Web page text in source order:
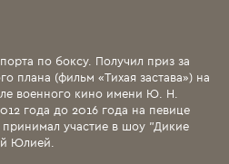
по боксу. Получил приз за
плана (фильм «Тихая застава») на
военного кино имени Ю. Н.
года до 2016 года на певице
участие в шоу "Дикие
Юлией.